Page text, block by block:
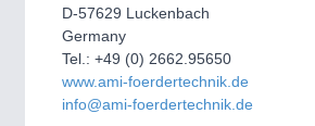
D-57629 Luckenbach
Germany
Tel.: +49 (0) 2662.95650
www.ami-foerdertechnik.de
info@ami-foerdertechnik.de